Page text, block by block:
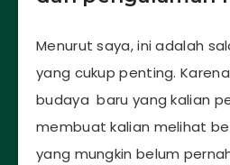
Menurut saya, ini adalah
yang cukup penting.
budaya baru yang kalian
membuat kalian melihat
yang mungkin belum